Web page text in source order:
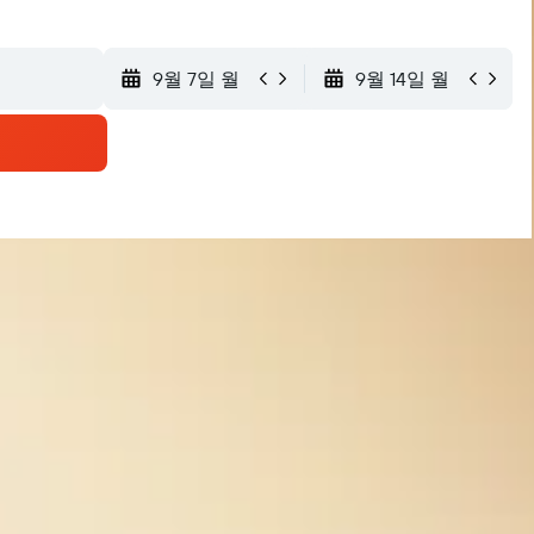
9월 7일 월 9월 14일 월